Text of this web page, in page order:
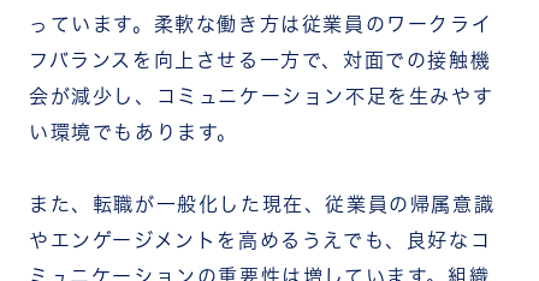
っています。柔軟な働き方は従業員のワークライ
フバランスを向上させる一方で、対面での接触機
会が減少し、コミュニケーション不足を生みやす
い環境でもあります。
また、転職が一般化した現在、従業員の帰属意識
やエンゲージメントを高めるうえでも、良好なコ
ミュニケーションの重要性は増しています。組織